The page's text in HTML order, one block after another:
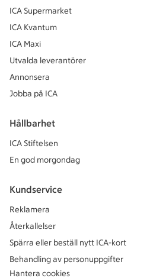
ICA Supermarket
ICA Kvantum
ICA Maxi
Utvalda leverantörer
Annonsera
Jobba på ICA
Hållbarhet
ICA Stiftelsen
En god morgondag
Kundservice
Reklamera
Återkallelser
Spärra eller beställ nytt ICA-kort
Behandling av personuppgifter
Hantera cookies